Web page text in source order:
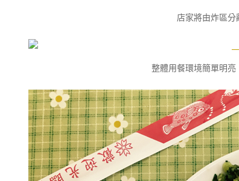
店家將由炸區分
整體用餐環境簡單明亮